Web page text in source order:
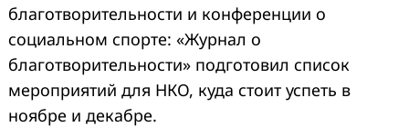
благотворительности и конференции о
социальном спорте: «Журнал о
благотворительности» подготовил список
мероприятий для НКО, куда стоит успеть в
ноябре и декабре.